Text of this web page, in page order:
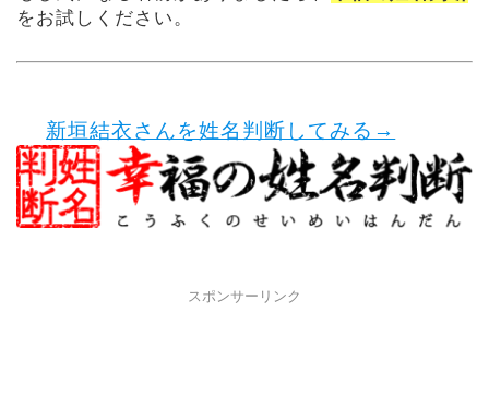
をお試しください。
新垣結衣さんを姓名判断してみる→
スポンサーリンク